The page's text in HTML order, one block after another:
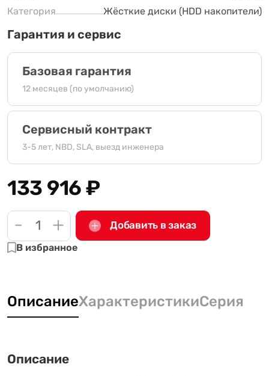
Категория
Жёсткие диски (HDD накопители)
Гарантия и сервис
Базовая гарантия
12 месяцев (по умолчанию)
Сервисный контракт
3-5 лет, NBD, SLA, выезд инженера
133 916₽
- + Добавить в заказ
В избранное
ОписаниеХарактеристикиСерия
Описание